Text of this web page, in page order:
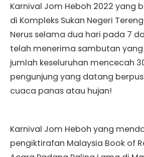
Karnival Jom Heboh 2022 yang
di Kompleks Sukan Negeri
Nerus selama dua hari pada 7
telah menerima sambutan
jumlah keseluruhan mencecah
pengunjung yang datang
cuaca panas atau hujan!
Karnival Jom Heboh yang
pengiktirafan Malaysia Book of